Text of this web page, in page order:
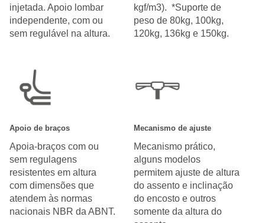
injetada. Apoio lombar
independente, com ou
sem regulável na altura.
kgf/m3). *Suporte de
peso de 80kg, 100kg,
120kg, 136kg e 150kg.
Apoio de braços
Apoia-braços com ou
sem regulagens
resistentes em altura
com dimensões que
atendem às normas
nacionais NBR da ABNT.
Mecanismo de ajuste
Mecanismo prático,
alguns modelos
permitem ajuste de altura
do assento e inclinação
do encosto e outros
somente da altura do